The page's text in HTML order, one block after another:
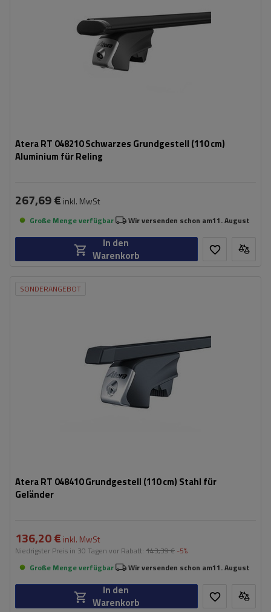
Atera RT 048210 Schwarzes Grundgestell (110 cm)
Aluminium für Reling
267,69 € inkl. MwSt
Große Menge verfügbar Wir versenden schon am11. August
In den
Warenkorb
SONDERANGEBOT
Atera RT 048410 Grundgestell (110 cm) Stahl für
Geländer
136,20 € inkl. MwSt
Niedrigster Preis in 30 Tagen vor Rabatt: 143,39 € -5%
Große Menge verfügbar
Wir versenden schon am11. August
In den
Warenkorb